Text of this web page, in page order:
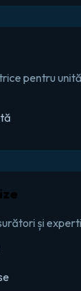
pentru
și